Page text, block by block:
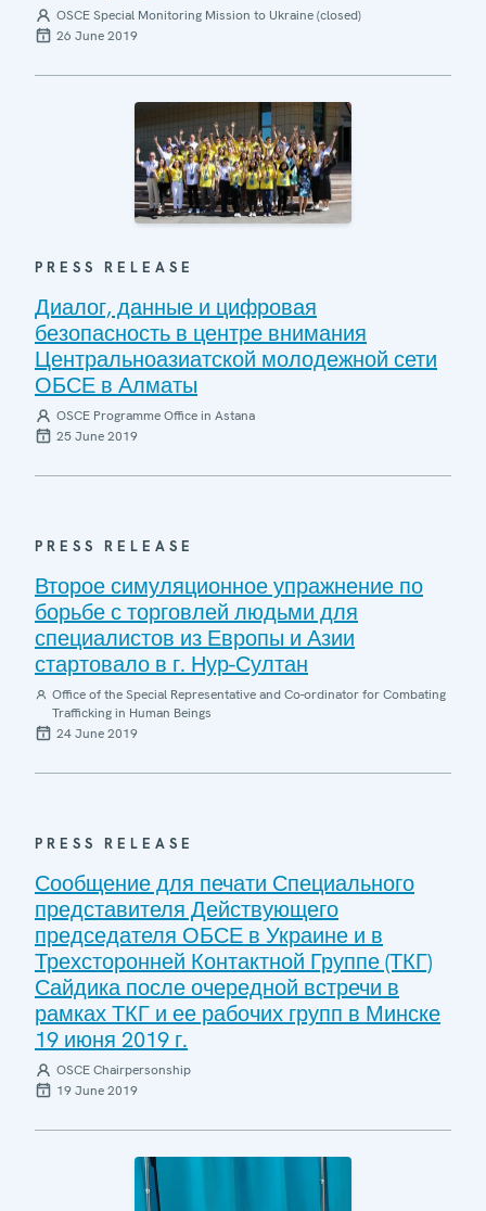
OSCE Special Monitoring Mission to Ukraine (closed)
26 June 2019
PRESS RELEASE
Диалог, данные и цифровая
безопасность в центре внимания
Центральноазиатской молодежной сети
ОБСЕ в Алматы
OSCE Programme Office in Astana
25 June 2019
PRESS RELEASE
Второе симуляционное упражнение по
борьбе с торговлей людьми для
специалистов из Европы и Азии
стартовало в г. Нур-Султан
Office of the Special Representative and Co-ordinator for Combating
Trafficking in Human Beings
24 June 2019
PRESS RELEASE
Сообщение для печати Специального
представителя Действующего
председателя ОБСЕ в Украине и в
Трехсторонней Контактной Группе (ТКГ)
Сайдика после очередной встречи в
рамках ТКГ и ее рабочих групп в Минске
19 июня 2019 г.
OSCE Chairpersonship
19 June 2019